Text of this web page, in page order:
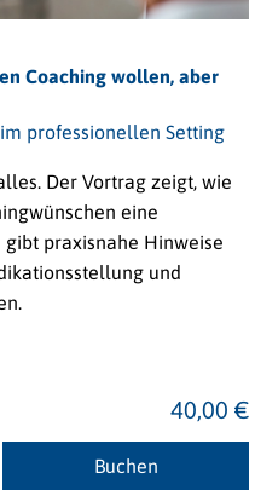
Coaching wollen, aber
professionellen Setting
Der Vortrag zeigt, wie
eine
gibt praxisnahe Hinweise
und
40,00 €
Buchen